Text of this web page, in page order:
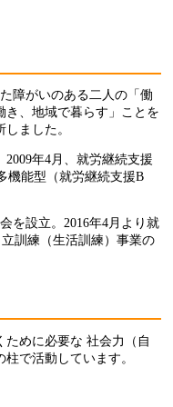
障がいのある二人の「働
き、地域で暮らす」ことを
ました。
年4月、就労継続支援
機能型（就労継続支援B
を設立。2016年4月より就
訓練（生活訓練）事業の
ために必要な 社会力（自
で活動しています。